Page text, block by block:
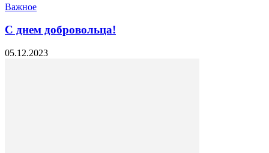
Важное
С днем добровольца!
05.12.2023